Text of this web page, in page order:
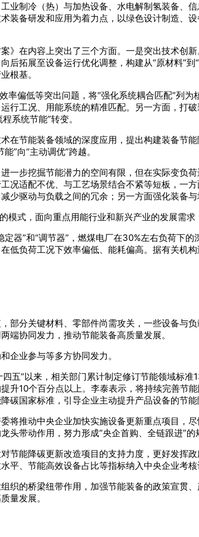
业制冷（热）与加热设备、水电解制氢装备、
装备研发和应用为着力点，以绿色设计制造、
》在内容上突出了三个方面。一是突出技术创
拓展至设备运行优化调整，构建从“原材料”
根基。
率偏低等突出问题，将“强化系统耦合匹配”列
行工况、用能系统的精准匹配。另一方面，打
系统节能”转变。
在节能装备领域的深度应用，提出构建装备节
”向“主动调优”跨越。
一步挖掘节能潜力的空间有限，但在实际变负
况适配不优、与工艺场景结合不紧等短板，一
少驱动与负载之间的冗余；另一方面强化装备与
模式，面向重点用能行业和新兴产业的发展需
器”和“调节器”，燃煤电厂在30%左右负荷下
低负荷工况下效率偏低、能耗偏高。据有关机
部分关键材料、零部件尚需攻关，一些设备与
端协同发力，推动节能装备高质量发展。
企业参与等多方协同发力。
五”以来，相关部门累计制定修订节能领域标
升10个百分点以上。李泰表示，将持续完善节
碳国家标准，引导企业主动提升产品设备的节能
将推动中央企业加快实施设备更新重点项目，
带动作用，努力形成“央企首购、全链跟进”的
节能降碳更新改造项目的支持力度，更好发挥
平、节能高效设备占比等指标纳入中央企业考核
织的桥梁纽带作用，加强节能装备的政策宣贯
量发展。